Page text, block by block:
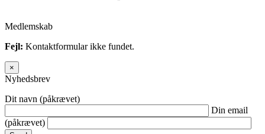
Medlemskab
Fejl: Kontaktformular ikke fundet.
×
Nyhedsbrev
Dit navn (påkrævet)
Din email
(påkrævet)